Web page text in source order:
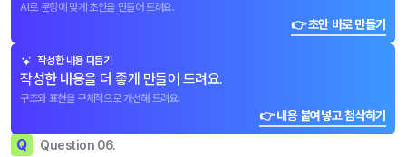
AI로 문항에 맞게 초안을 만들어 드려요.
👉 초안 바로 만들기
작성한 내용 다듬기
작성한 내용을 더 좋게 만들어 드려요.
구조와 표현을 구체적으로 개선해 드려요.
👉 내용 붙여넣고 첨삭하기
Q Question 06.